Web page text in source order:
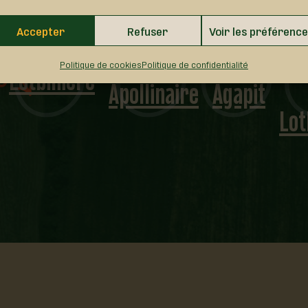
Accepter Refuser Voir les
Politique de cookiesPolitique de confidentialité
Lotbinière Saint-
Apollinaire
Saint-
Agapit